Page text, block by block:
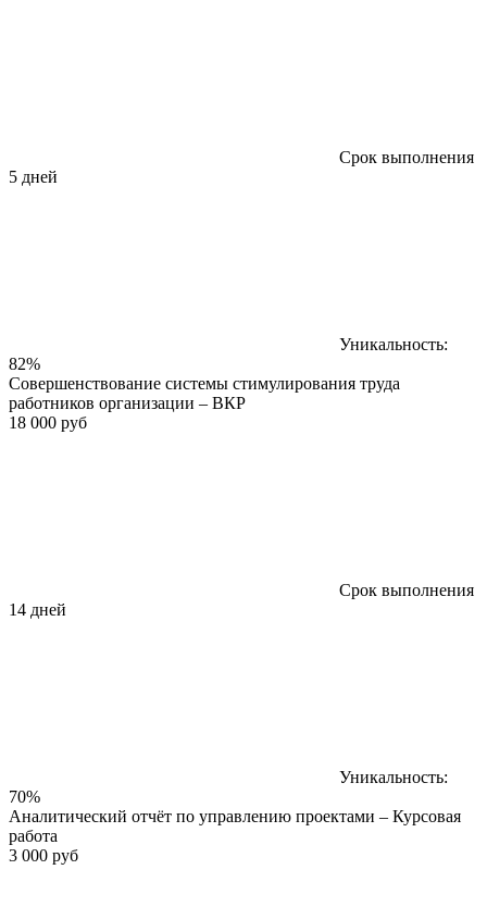
Срок выполнения
5 дней
Уникальность:
82%
Совершенствование системы стимулирования труда
работников организации – ВКР
18 000 руб
Срок выполнения
14 дней
Уникальность:
70%
Аналитический отчёт по управлению проектами – Курсовая
работа
3 000 руб